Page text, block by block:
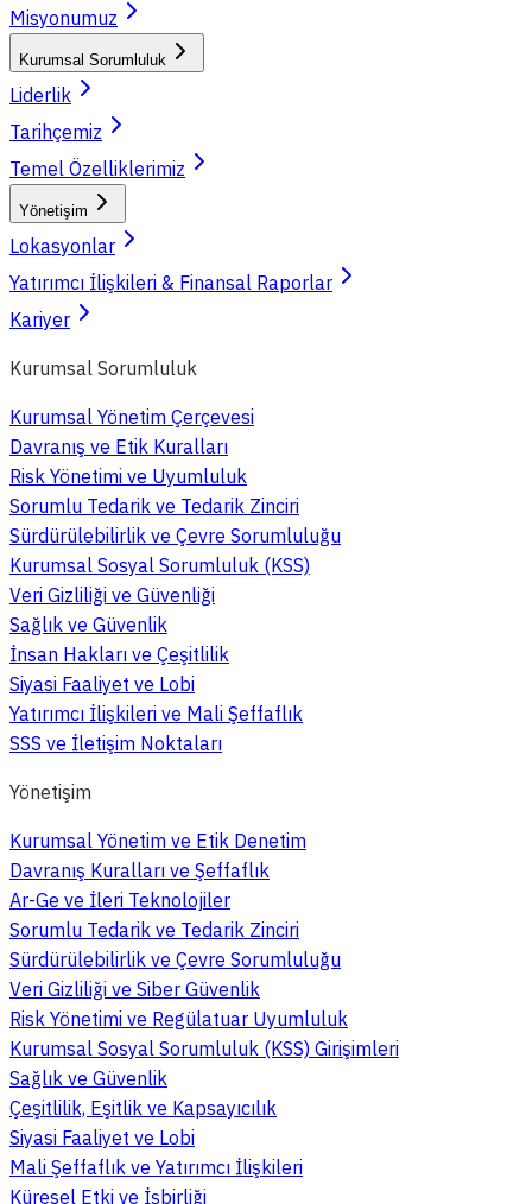
Misyonumuz
Kurumsal Sorumluluk
Liderlik
Tarihçemiz
Temel Özelliklerimiz
Yönetişim
Lokasyonlar
Yatırımcı İlişkileri & Finansal Raporlar
Kariyer
Kurumsal Sorumluluk
Kurumsal Yönetim Çerçevesi
Davranış ve Etik Kuralları
Risk Yönetimi ve Uyumluluk
Sorumlu Tedarik ve Tedarik Zinciri
Sürdürülebilirlik ve Çevre Sorumluluğu
Kurumsal Sosyal Sorumluluk (KSS)
Veri Gizliliği ve Güvenliği
Sağlık ve Güvenlik
İnsan Hakları ve Çeşitlilik
Siyasi Faaliyet ve Lobi
Yatırımcı İlişkileri ve Mali Şeffaflık
SSS ve İletişim Noktaları
Yönetişim
Kurumsal Yönetim ve Etik Denetim
Davranış Kuralları ve Şeffaflık
Ar-Ge ve İleri Teknolojiler
Sorumlu Tedarik ve Tedarik Zinciri
Sürdürülebilirlik ve Çevre Sorumluluğu
Veri Gizliliği ve Siber Güvenlik
Risk Yönetimi ve Regülatuar Uyumluluk
Kurumsal Sosyal Sorumluluk (KSS) Girişimleri
Sağlık ve Güvenlik
Çeşitlilik, Eşitlik ve Kapsayıcılık
Siyasi Faaliyet ve Lobi
Mali Şeffaflık ve Yatırımcı İlişkileri
Küresel Etki ve İşbirliği